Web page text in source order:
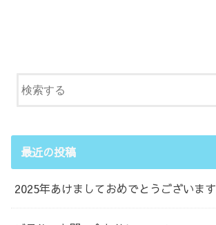
最近の投稿
2025年あけましておめでとうございます